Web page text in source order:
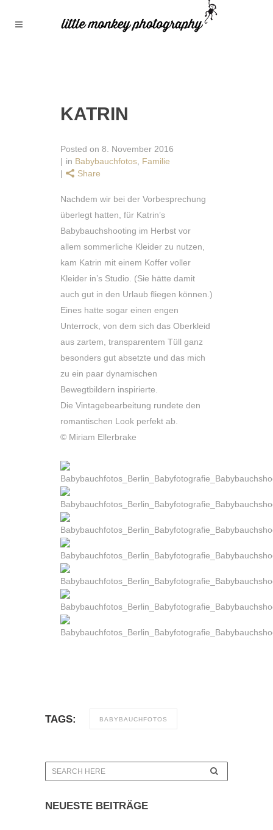
KATRIN
Posted on 8. November 2016
in Babybauchfotos Familie
Share
Nachdem wir bei der Vorbesprechung
überlegt hatten, für Katrin’s
Babybauchshooting im Herbst vor
allem sommerliche Kleider zu nutzen,
kam Katrin mit einem Koffer voller
Kleider in’s Studio. (Sie hätte damit
auch gut in den Urlaub fliegen können.)
Eines hatte sogar einen engen
Unterrock, von dem sich das Oberkleid
aus zartem, transparentem Tüll ganz
besonders gut absetzte und das mich
zu ein paar dynamischen
Bewegtbildern inspirierte.
Die Vintagebearbeitung rundete den
romantischen Look perfekt ab.
© Miriam Ellerbrake
TAGS: BABYBAUCHFOTOS
NEUESTE BEITRÄGE